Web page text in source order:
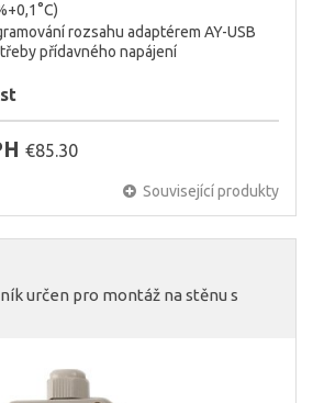
rozsahu adaptérem AY-USB
přídavného napájení
€85.30
Související produkty
určen pro montáž na stěnu s